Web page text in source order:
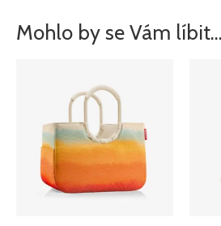
Mohlo by se Vám líbit…